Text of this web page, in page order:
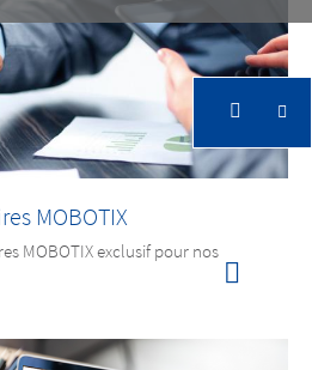
partenaire
pour nos partenaires
nos partenaires
MOBOTIX
MOBOTIX exclusif pour nos